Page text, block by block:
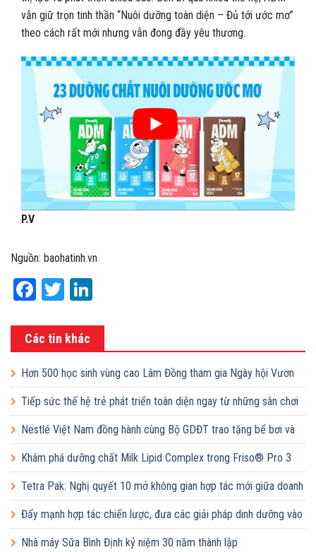
vẫn giữ trọn tinh thần “Nuôi dưỡng toàn diện – Đủ tới ước mơ”
theo cách rất mới nhưng vẫn đong đầy yêu thương.
P.V
Nguồn: baohatinh.vn
Facebook
Twitter
Các tin khác
Hơn 500 học sinh vùng cao Lâm Đồng tham gia Ngày hội Vươn
cao Việt Nam
Tiếp sức thế hệ trẻ phát triển toàn diện ngay từ những sân chơi
học đường
Nestlé Việt Nam đồng hành cùng Bộ GDĐT trao tặng bể bơi và
lớp dạy bơi mô hình điểm cho học sinh tại tỉnh Bắc Ninh
Khám phá dưỡng chất Milk Lipid Complex trong Friso® Pro 3
Tetra Pak: Nghị quyết 10 mở không gian hợp tác mới giữa doanh
nghiệp FDI và doanh nghiệp Việt
Đẩy mạnh hợp tác chiến lược, đưa các giải pháp dinh dưỡng vào
trường học
Nhà máy Sữa Bình Định kỷ niệm 30 năm thành lập